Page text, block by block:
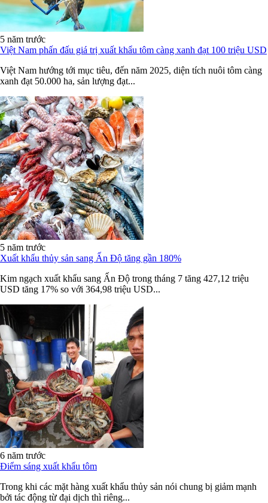
5 năm trước
Việt Nam phấn đấu giá trị xuất khẩu tôm càng xanh đạt 100 triệu USD
Việt Nam hướng tới mục tiêu, đến năm 2025, diện tích nuôi tôm càng
xanh đạt 50.000 ha, sản lượng đạt...
5 năm trước
Xuất khẩu thủy sản sang Ấn Độ tăng gần 180%
Kim ngạch xuất khẩu sang Ấn Độ trong tháng 7 tăng 427,12 triệu
USD tăng 17% so với 364,98 triệu USD...
6 năm trước
Điểm sáng xuất khẩu tôm
Trong khi các mặt hàng xuất khẩu thủy sản nói chung bị giảm mạnh
bởi tác động từ đại dịch thì riêng...